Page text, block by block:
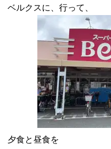
ベルクスに、行って、
夕食と昼食を